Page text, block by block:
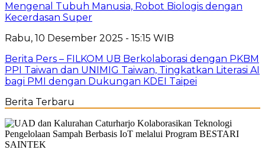
Mengenal Tubuh Manusia, Robot Biologis dengan
Kecerdasan Super
Rabu, 10 Desember 2025 - 15:15 WIB
Berita Pers – FILKOM UB Berkolaborasi dengan PKBM
PPI Taiwan dan UNIMIG Taiwan, Tingkatkan Literasi AI
bagi PMI dengan Dukungan KDEI Taipei
Berita Terbaru